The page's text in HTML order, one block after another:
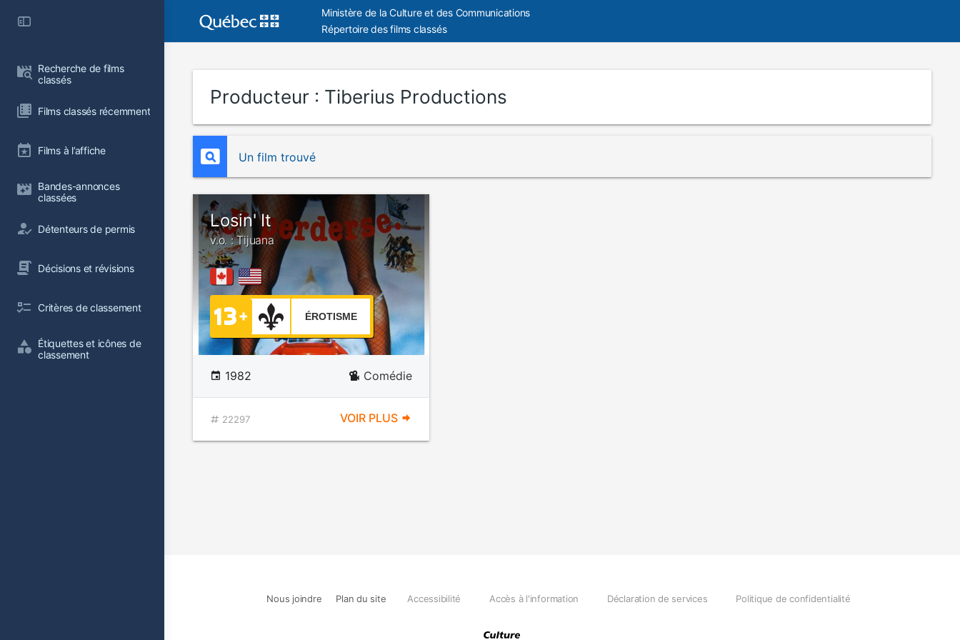
Recherche de films
classés
Films classés récemment
Films à l’affiche
Bandes-annonces
classées
Détenteurs de permis
Décisions et révisions
Critères de classement
Étiquettes et icônes de
classement
Ministère de la Culture et des Communications
Répertoire des films classés
Producteur : Tiberius Productions
Un film trouvé
Losin' It
v.o. : Tijuana
ÉROTISME
1982 Comédie
22297 VOIR PLUS
Nous joindre Plan du site Accessibilité Accès à l'information Déclaration de services Politique de confidentialité